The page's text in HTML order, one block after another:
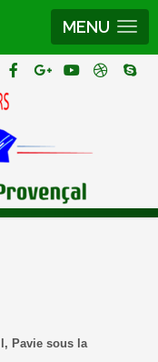
MENU
Pavie sous la